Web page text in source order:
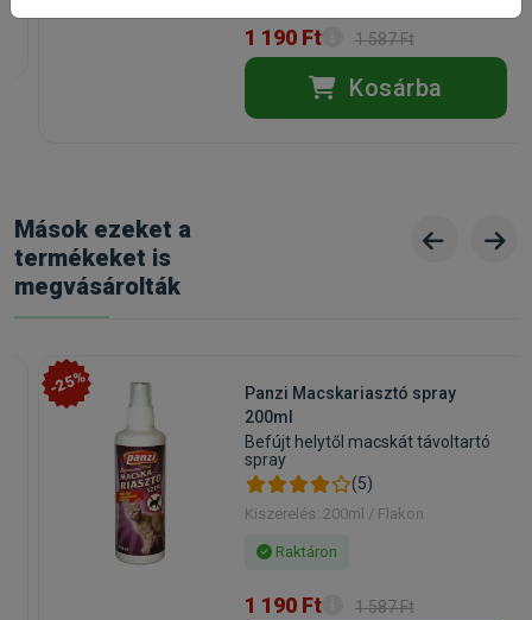
1 190 Ft 1 587 Ft
Kosárba
Mások ezeket a
termékeket is
megvásárolták
-25%
Panzi Macskariasztó spray
200ml
Befújt helytől macskát távoltartó
spray
(5)
Kiszerelés: 200ml / Flakon
Raktáron
1 190 Ft 1 587 Ft